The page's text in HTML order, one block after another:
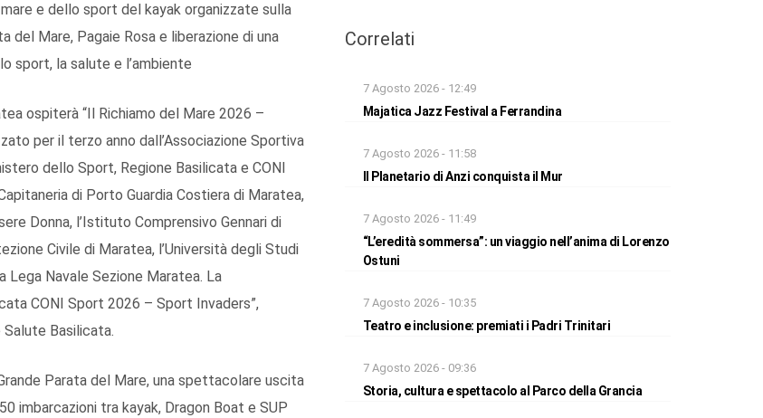
e dello sport del kayak organizzate sulla
del Mare, Pagaie Rosa e liberazione di una
sport, la salute e l’ambiente
ospiterà “Il Richiamo del Mare 2026 –
per il terzo anno dall’Associazione Sportiva
dello Sport, Regione Basilicata e CONI
di Porto Guardia Costiera di Maratea,
Donna, l’Istituto Comprensivo Gennari di
Civile di Maratea, l’Università degli Studi
Lega Navale Sezione Maratea. La
CONI Sport 2026 – Sport Invaders”,
Basilicata.
Parata del Mare, una spettacolare uscita
imbarcazioni tra kayak, Dragon Boat e SUP
Correlati
7 Agosto 2026 - 12:49
Majatica Jazz Festival a Ferrandina
7 Agosto 2026 - 11:58
Il Planetario di Anzi conquista il Mur
7 Agosto 2026 - 11:49
“L’eredità sommersa”: un viaggio nell’anima di Lorenzo
Ostuni
7 Agosto 2026 - 10:35
Teatro e inclusione: premiati i Padri Trinitari
7 Agosto 2026 - 09:36
Storia, cultura e spettacolo al Parco della Grancia